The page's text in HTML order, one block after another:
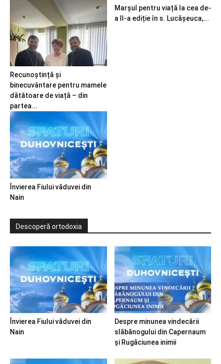
Recunoștință și
binecuvântare pentru mamele
dătătoare de viață – din
partea...
Marșul pentru viață la cea de-
a II-a ediție în s. Lucășeuca,...
Învierea Fiului văduvei din
Nain
Descoperă ortodoxia
Învierea Fiului văduvei din
Nain
Despre minunea vindecării
slăbănogului din Capernaum
și Rugăciunea inimii